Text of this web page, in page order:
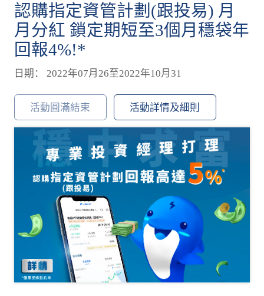
認購指定資管計劃(跟投易) 月
月分紅 鎖定期短至3個月穩袋年
回報4%!*
日期： 2022年07月26至2022年10月31
活動圓滿結束 活動詳情及細則